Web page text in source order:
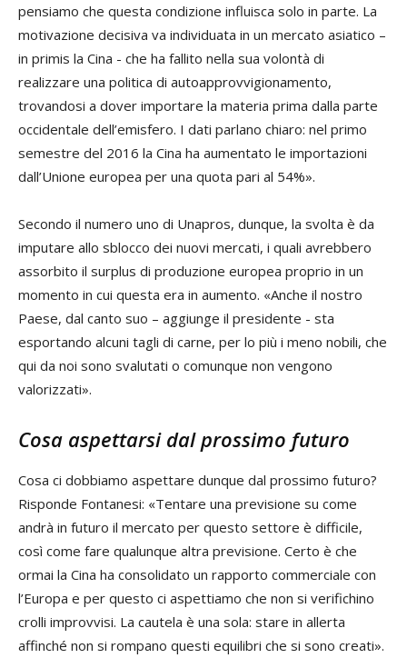
pensiamo che questa condizione influisca solo in parte. La
motivazione decisiva va individuata in un mercato asiatico –
in primis la Cina - che ha fallito nella sua volontà di
realizzare una politica di autoapprovvigionamento,
trovandosi a dover importare la materia prima dalla parte
occidentale dell’emisfero. I dati parlano chiaro: nel primo
semestre del 2016 la Cina ha aumentato le importazioni
dall’Unione europea per una quota pari al 54%».
Secondo il numero uno di Unapros, dunque, la svolta è da
imputare allo sblocco dei nuovi mercati, i quali avrebbero
assorbito il surplus di produzione europea proprio in un
momento in cui questa era in aumento. «Anche il nostro
Paese, dal canto suo – aggiunge il presidente - sta
esportando alcuni tagli di carne, per lo più i meno nobili, che
qui da noi sono svalutati o comunque non vengono
valorizzati».
Cosa aspettarsi dal prossimo futuro
Cosa ci dobbiamo aspettare dunque dal prossimo futuro?
Risponde Fontanesi: «Tentare una previsione su come
andrà in futuro il mercato per questo settore è difficile,
così come fare qualunque altra previsione. Certo è che
ormai la Cina ha consolidato un rapporto commerciale con
l’Europa e per questo ci aspettiamo che non si verifichino
crolli improvvisi. La cautela è una sola: stare in allerta
affinché non si rompano questi equilibri che si sono creati».